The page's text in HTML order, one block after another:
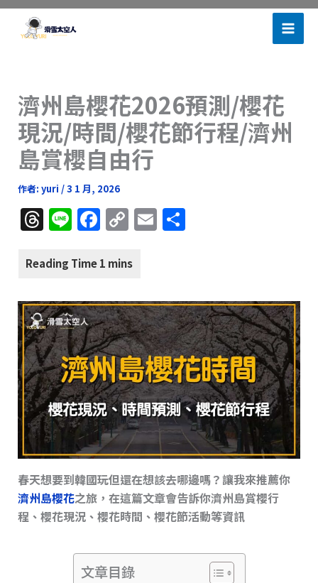
跳
濟州島櫻花2026預測/櫻花
現況/時間/櫻花節行程/濟州
島賞櫻自由行
作者: yuri /3 1 月, 2026
T
h
re
d
s
Li
n
e
F
a
c
b
o
o
k
C
o
p
Li
n
k
E
m
分
春天想要到韓國玩但還在想該去哪邊嗎？讓我來推薦你
濟州島櫻花之旅，在這篇文章會告訴你濟州島賞櫻行
程、櫻花現況、櫻花時間、櫻花節活動等資訊
文章目錄